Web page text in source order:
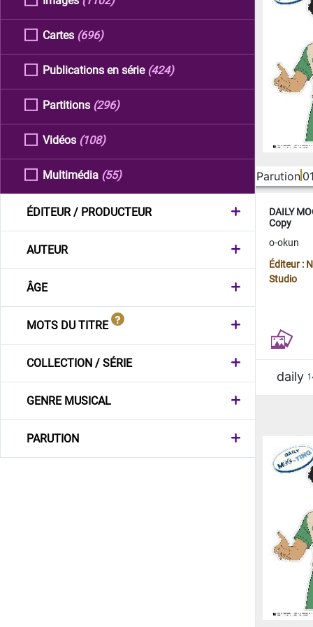
Cartes (696)
Publications en série (424)
Partitions (296)
Vidéos (108)
Multimédia (55)
ÉDITEUR / PRODUCTEUR
AUTEUR
ÂGE
MOTS DU TITRE
COLLECTION / SÉRIE
GENRE MUSICAL
PARUTION
Parution
DAILY
Copy
o-okun
Éditeur :
Studio
daily